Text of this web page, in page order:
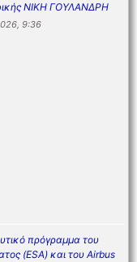
ΝΙΚΗ ΓΟΥΛΑΝΔΡΗ
9:36
πρόγραμμα του
(ESA) και του Airbus